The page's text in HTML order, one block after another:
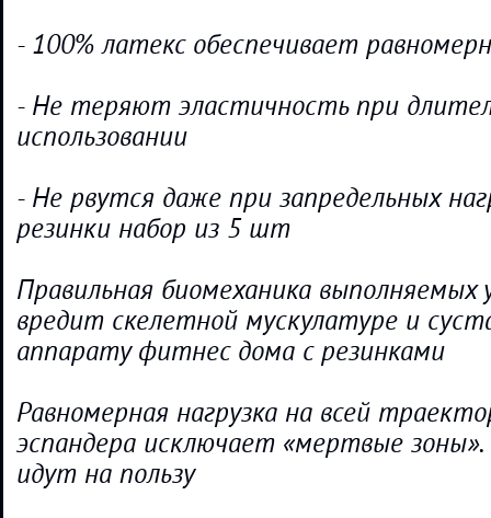
- 100% латекс обеспечивает
- Не теряют эластичность при
использовании
- Не рвутся даже при запредельных
резинки набор из 5 шт
Правильная биомеханика выполняемых
вредит скелетной мускулатуре и
аппарату фитнес дома с резинками
Равномерная нагрузка на всей
эспандера исключает «мертвые
идут на пользу